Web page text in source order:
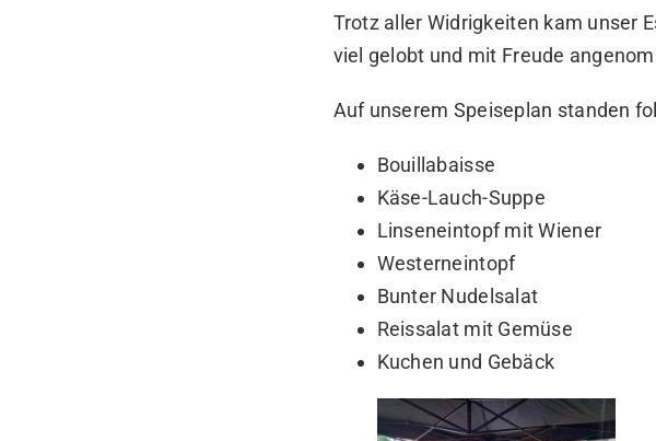
Trotz aller Widrigkeiten kam unser
viel gelobt und mit Freude
Auf unserem Speiseplan standen
Bouillabaisse
Käse-Lauch-Suppe
Linseneintopf mit Wiener
Westerneintopf
Bunter Nudelsalat
Reissalat mit Gemüse
Kuchen und Gebäck